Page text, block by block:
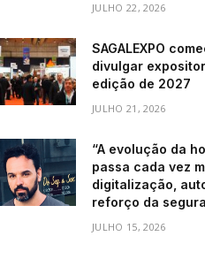
JULHO 22, 2026
SAGALEXPO
divulgar
edição de 2027
JULHO 21, 2026
“A evolução da
passa cada vez
digitalização,
reforço da
JULHO 15, 2026